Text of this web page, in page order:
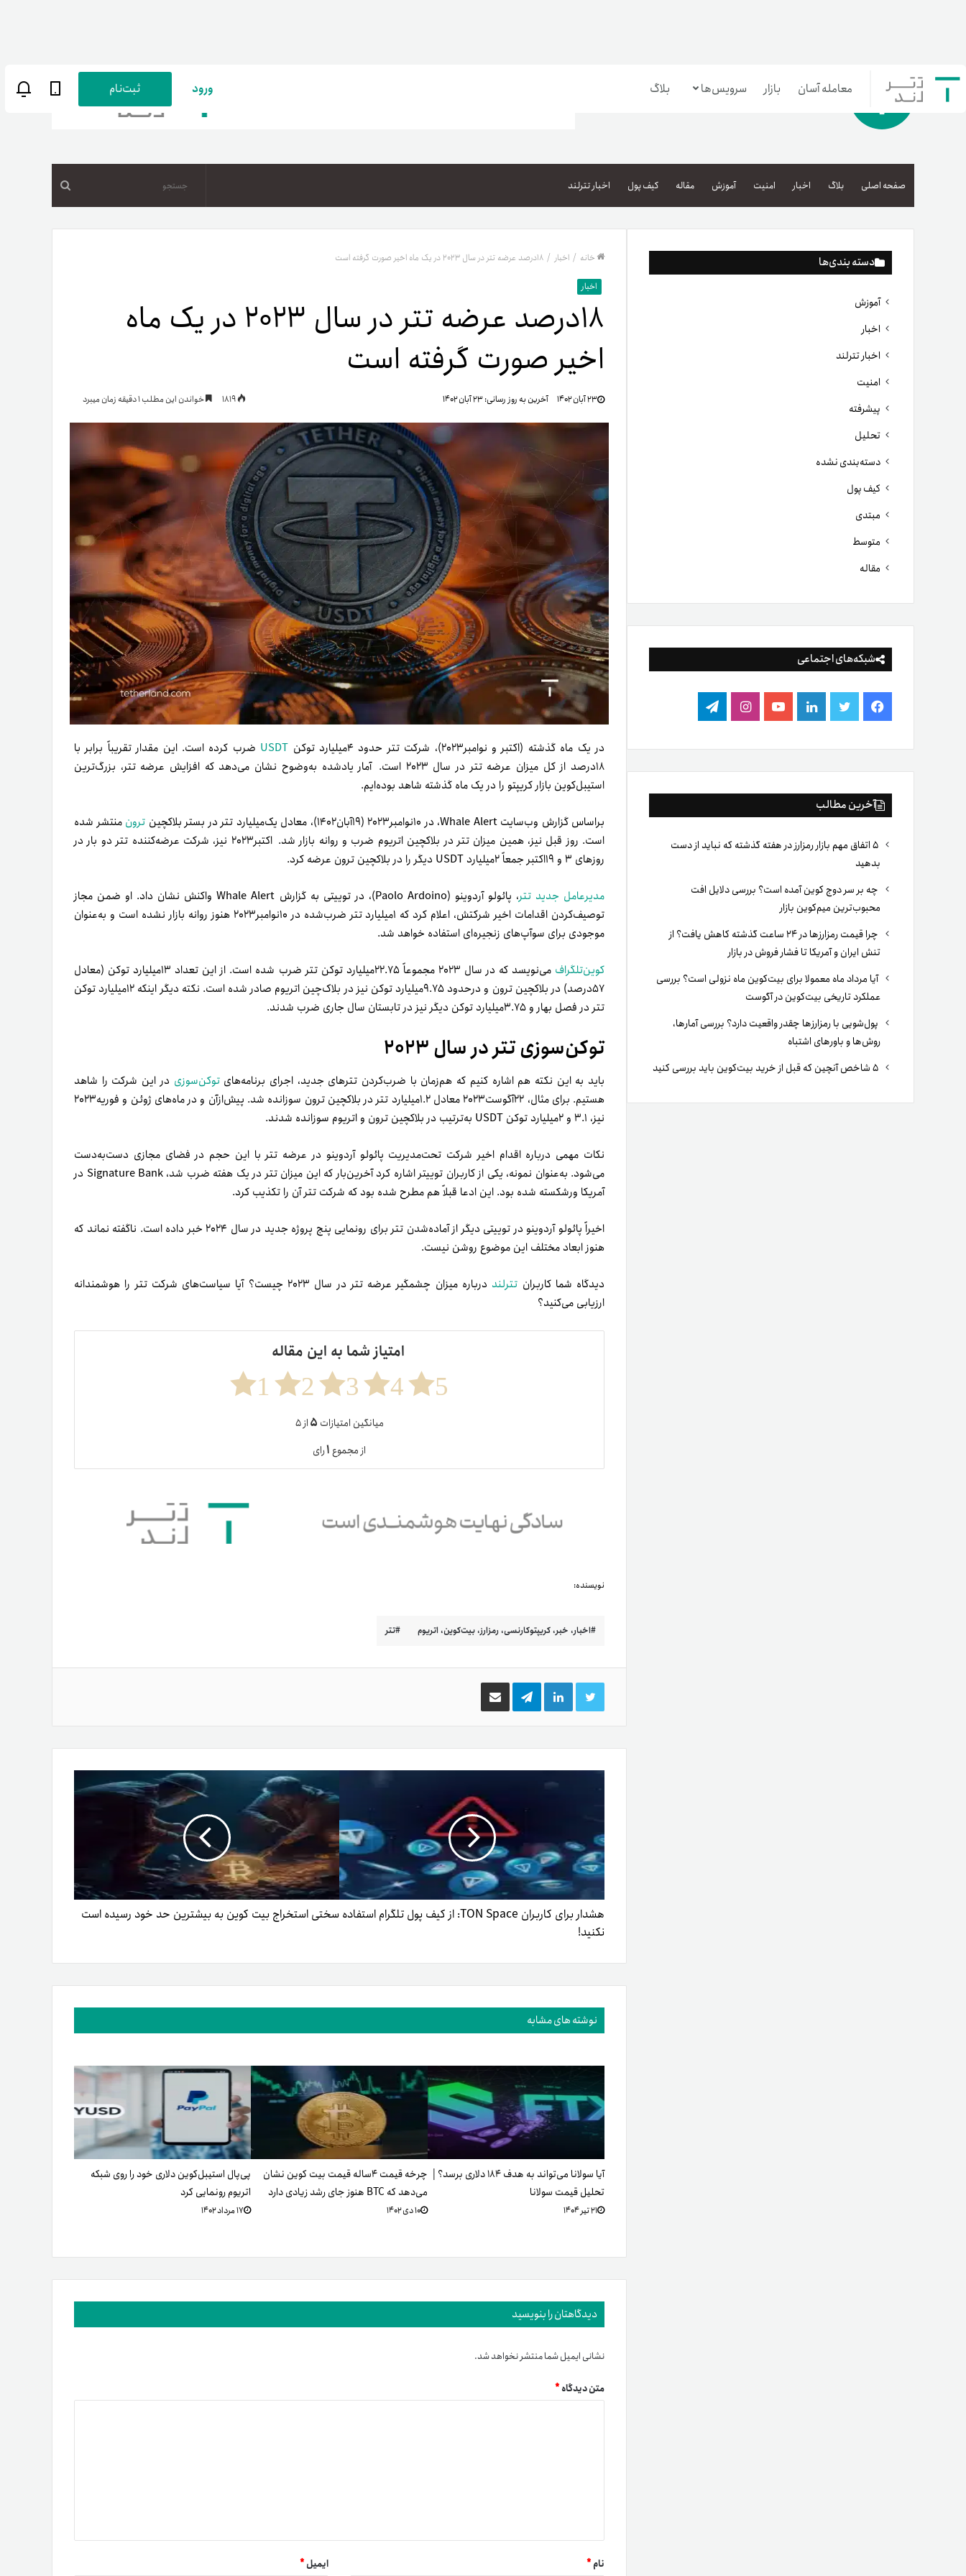
معامله آسان بازار سرویس‌ها
بازار تترلند
سرمایه‌گذاری آسان
پاداش کیف‌پول تومانی
مهر تترلند
بلاگ
زبان پارسی
حساب‌های بانکی
ورود ثبت‌نام
صفحه اصلی بلاگ اخبار امنیت آموزش مقاله کیف پول اخبار تترلند
دسته بندی‌ها
آموزش
اخبار
اخبار تترلند
امنیت
پیشرفته
تحلیل
دسته‌بندی نشده
کیف پول
مبتدی
متوسط
مقاله
شبکه‌های اجتماعی
فیس
بوک
توییتر لینکدینیوتیوباینستاگرام
تلگرام
آخرین مطالب
۵ اتفاق مهم بازار رمزارز در هفته گذشته که نباید از دست
بدهید
چه بر سر دوج کوین آمده است؟ بررسی دلایل افت
محبوب‌ترین میم‌کوین بازار
چرا قیمت رمزارزها در ۲۴ ساعت گذشته کاهش یافت؟ از
تنش ایران و آمریکا تا فشار فروش در بازار
آیا مرداد ماه معمولا برای بیت‌کوین ماه نزولی است؟ بررسی
عملکرد تاریخی بیت‌کوین در آگوست
پول‌شویی با رمزارزها چقدر واقعیت دارد؟ بررسی آمارها،
روش‌ها و باورهای اشتباه
خانه / اخبار / ۱۸درصد عرضه تتر در سال ۲۰۲۳ در یک ماه اخیر صورت گرفته است
اخبار
۱۸درصد عرضه تتر در سال ۲۰۲۳ در یک ماه
اخیر صورت گرفته است
۲۳ آبان ۱۴۰۲ آخرین به روز رسانی:۲۳ آبان ۱۴۰۲ خواندن این مطلب 1 دقیقه زمان میبرد
در یک ماه گذشته (اکتبر و نوامبر۲۰۲۳)، شرکت تتر حدود ۴میلیارد توکن USDT ضرب کرده است. این مقدار تقریباً برابر با
۱۸درصد از کل میزان عرضه تتر در سال ۲۰۲۳ است.
آمار یادشده به‌وضوح نشان می‌دهد که افزایش عرضه تتر، بزرگ‌ترین
استیبل‌کوین بازار کریپتو را در یک ماه گذشته شاهد بوده‌ایم.
بر‌اساس گزارش وب‌سایت Whale Alert، در ۱۰نوامبر۲۰۲۳ (۱۹آبان۱۴۰۲)، معادل یک‌میلیارد تتر در بستر بلاکچین ترون منتشر شده
است. روز قبل نیز، همین میزان تتر در بلاکچین اتریوم ضرب و روانه بازار شد.
اکتبر۲۰۲۳ نیز، شرکت عرضه‌کننده تتر دو بار در
روزهای ۳ و ۱۹اکتبر جمعاً ۲میلیارد USDT دیگر را در بلاکچین ترون عرضه کرد.
مدیرعامل جدید تتر
، پائولو آردوینو (Paolo Ardoino)، در توییتی به گزارش Whale Alert واکنش نشان داد. او ضمن مجاز
توصیف‌کردن اقدامات اخیر شرکتش، اعلام کرد که ۱میلیارد تتر ضرب‌شده در ۱۰نوامبر۲۰۲۳ هنوز روانه بازار نشده است و به‌عنوان
موجودی برای سوآپ‌های زنجیره‌ای استفاده خواهد شد.
کوین‌تلگراف
می‌نویسد که در سال ۲۰۲۳ مجموعاً ۲۲.۷۵میلیارد توکن تتر ضرب شده است. از این تعداد ۱۳میلیارد توکن (معادل
۵۷درصد) در بلاکچین ترون و درحدود ۹.۷۵میلیارد توکن نیز در بلاک‌چین اتریوم صادر شده است. نکته دیگر اینکه ۱۲میلیارد توکن
تتر در فصل بهار و ۳.۷۵میلیارد توکن دیگر نیز در تابستان سال جاری ضرب شدند.
توکن‌سوزی تتر در سال ۲۰۲۳
باید به این نکته هم اشاره کنیم که هم‌زمان با ضرب‌کردن تترهای جدید، اجرای برنامه‌هایتوکن‌سوزی در این شرکت را شاهد
هستیم. برای مثال، ۲۲آگوست۲۰۲۳ معادل ۱.۲میلیارد تتر در بلاکچین ترون سوزانده شد. پیش‌از‌آن و در ماه‌های ژوئن و فوریه۲۰۲۳
نیز، ۳.۱ و ۲میلیارد توکن USDT به‌ترتیب در بلاکچین ترون و اتریوم سوزانده شدند.
نکات مهمی درباره اقدام اخیر شرکت تحت‌مدیریت پائولو آردوینو در عرضه تتر با این حجم در فضای مجازی دست‌به‌دست
می‌شود. به‌عنوان نمونه، یکی از کاربران توییتر اشاره کرد آخرین‌بار که این میزان تتر در یک هفته ضرب شد، Signature Bank در
آمریکا ورشکسته شده بود. این ادعا قبلاً هم مطرح شده بود که شرکت تتر آن را تکذیب کرد.
اخیراً پائولو آردوینو در توییتی دیگر از آماده‌شدن تتر برای رونمایی پنج پروژه جدید در سال ۲۰۲۴ خبر داده است. ناگفته نماند که
هنوز ابعاد مختلف این موضوع روشن نیست.
دیدگاه شما کاربران تترلند
درباره میزان چشمگیر عرضه تتر در سال ۲۰۲۳ چیست؟ آیا سیاست‌های شرکت تتر را هوشمندانه
ارزیابی می‌کنید؟
امتیاز شما به این مقاله
5
4
3
2
1
میانگین امتیازات ۵از ۵
از مجموع۱رای
نویسنده:
اخبار، خبر، کریپتوکارنسی، رمزارز، بیت‌کوین، اتریوم تتر
توییتر لینکدینتلگرام اشتراک
گذاری
ایمیل
هشدار برای کاربران TON Space: از کیف پول تلگرام استفاده
نکنید!
سختی استخراج بیت کوین به بیشترین حد خود رسیده است
نوشته های مشابه
آیا سولانا می‌تواند به هدف ۱۸۴ دلاری برسد؟ |
تحلیل قیمت سولانا
۲۱ تیر ۱۴۰۴
چرخه قیمت ۴ساله قیمت بیت کوین نشان
می‌دهد که BTC هنوز جای رشد زیادی دارد
۱۰ دی ۱۴۰۲
پی‌پال استیبل‌کوین دلاری خود را روی شبکه
اتریوم رونمایی کرد
۱۷ مرداد ۱۴۰۲
دیدگاهتان را بنویسید
نشانی ایمیل شما منتشر نخواهد شد.
متن دیدگاه*
نام* ایمیل*